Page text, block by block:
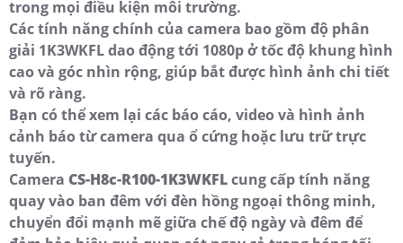
trong mọi điều kiện môi trường.
Các tính năng chính của camera bao gồm độ phân
giải 1K3WKFL dao động tới 1080p ở tốc độ khung hình
cao và góc nhìn rộng, giúp bắt được hình ảnh chi tiết
và rõ ràng.
Bạn có thể xem lại các báo cáo, video và hình ảnh
cảnh báo từ camera qua ổ cứng hoặc lưu trữ trực
tuyến.
Camera CS-H8c-R100-1K3WKFLcung cấp tính năng
quay vào ban đêm với đèn hồng ngoại thông minh,
chuyển đổi mạnh mẽ giữa chế độ ngày và đêm để